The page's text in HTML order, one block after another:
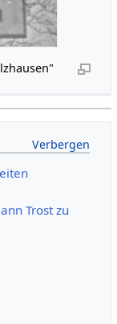
Trost zu